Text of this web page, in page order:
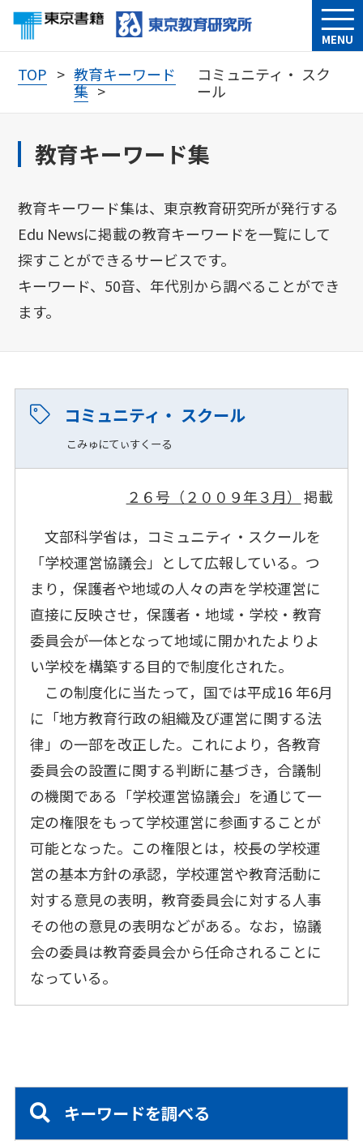
MENU
TOP
教育キーワード
集
コミュニティ・ スク
ール
教育キーワード集
教育キーワード集は、東京教育研究所が発行する
Edu Newsに掲載の教育キーワードを一覧にして
探すことができるサービスです。
キーワード、50音、年代別から調べることができ
ます。
コミュニティ・ スクール
こみゅにてぃすくーる
２６号（２００９年３月） 掲載
文部科学省は，コミュニティ・スクールを
「学校運営協議会」として広報している。つ
まり，保護者や地域の人々の声を学校運営に
直接に反映させ，保護者・地域・学校・教育
委員会が一体となって地域に開かれたよりよ
い学校を構築する目的で制度化された。
この制度化に当たって，国では平成16 年6月
に「地方教育行政の組織及び運営に関する法
律」の一部を改正した。これにより，各教育
委員会の設置に関する判断に基づき，合議制
の機関である「学校運営協議会」を通じて一
定の権限をもって学校運営に参画することが
可能となった。この権限とは，校長の学校運
営の基本方針の承認，学校運営や教育活動に
対する意見の表明，教育委員会に対する人事
その他の意見の表明などがある。なお，協議
会の委員は教育委員会から任命されることに
なっている。
キーワードを調べる